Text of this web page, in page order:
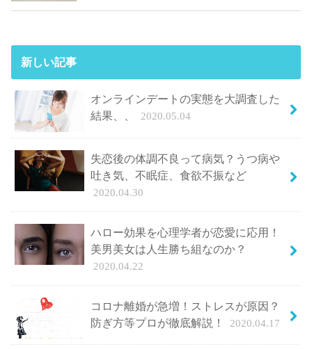
新しい記事
オンラインデートの実態を大調査した
結果、、
2020.05.04
失恋後の体調不良って病気？うつ病や
吐き気、不眠症、食欲不振など
2020.04.30
ハロー効果を心理学者が恋愛に応用！
美男美女は人生勝ち組なのか？
2020.04.22
コロナ離婚が急増！ストレスが原因？
防ぎ方等プロが徹底解説！
2020.04.17